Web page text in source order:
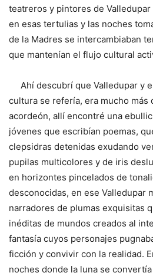
teatreros y pintores de
en esas tertulias y las noches
de la Madres se intercambiaban
que mantenían el flujo cultural
Ahí descubrí que Valledupar y
cultura se refería, era mucho más
acordeón, allí encontré una
jóvenes que escribían poemas,
clepsidras detenidas exudando
pupilas multicolores y de iris
en horizontes pincelados de
desconocidas, en ese Valledupar
narradores de plumas exquisitas
inéditas de mundos creados al
fantasía cuyos personajes
ficción y convivir con la realidad.
noches donde la luna se